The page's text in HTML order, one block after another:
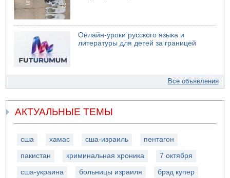
Онлайн-уроки русского языка и
литературы для детей за границей
Все объявления
АКТУАЛЬНЫЕ ТЕМЫ
сша хамас сша-израиль пентагон
пакистан криминальная хроника 7 октября
сша-украина больницы израиля брэд купер